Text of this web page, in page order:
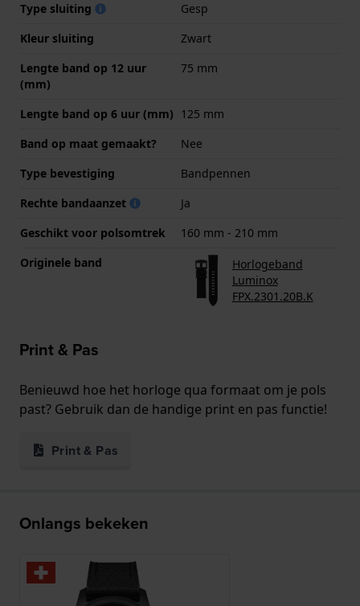
Type sluiting
Gesp
Kleur sluiting
Zwart
Lengte band op 12 uur
(mm)
75 mm
Lengte band op 6 uur (mm) 125 mm
Band op maat gemaakt?
Nee
Type bevestiging
Bandpennen
Rechte bandaanzet
Ja
Geschikt voor polsomtrek
160 mm - 210 mm
Originele band
Horlogeband
Luminox
FPX.2301.20B.K
Print & Pas
Benieuwd hoe het horloge qua formaat om je pols
past? Gebruik dan de handige print en pas functie!
Print & Pas
Onlangs bekeken